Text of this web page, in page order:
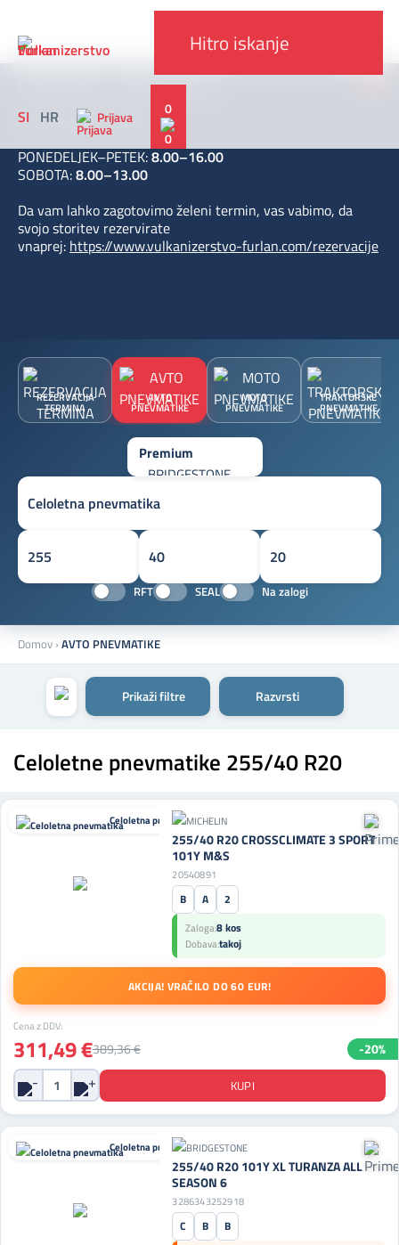
SI HR Prijava 0
DELOVNI ČAS V AVGUSTU 2026
Od 1. 8. do 30. 8. 2026
PONEDELJEK–PETEK:8.00–16.00
SOBOTA:8.00–13.00
Da vam lahko zagotovimo želeni termin, vas vabimo, da
svojo storitev rezervirate
vnaprej: https://www.vulkanizerstvo-furlan.com/rezervacije
x
REZERVACIJA
TERMINA
AVTO
PNEVMATIKE
MOTO
PNEVMATIKE
TRAKTORSKE
PNEVMATIKE
RFT SEAL Na zalogi
Domov ›AVTO PNEVMATIKE
Prikaži filtre Razvrsti
Celoletne pnevmatike 255/40 R20
Celoletna pnevmatika
255/40 R20 CROSSCLIMATE 3 SPORT
101Y M&S
20540891
B A 2
Zaloga:8 kos
Dobava:takoj
AKCIJA! VRAČILO DO 60 EUR!
Cena z DDV:
311,49 €389,36 € -20%
Celoletna pnevmatika
255/40 R20 101Y XL TURANZA ALL
SEASON 6
3286343252918
C B
B